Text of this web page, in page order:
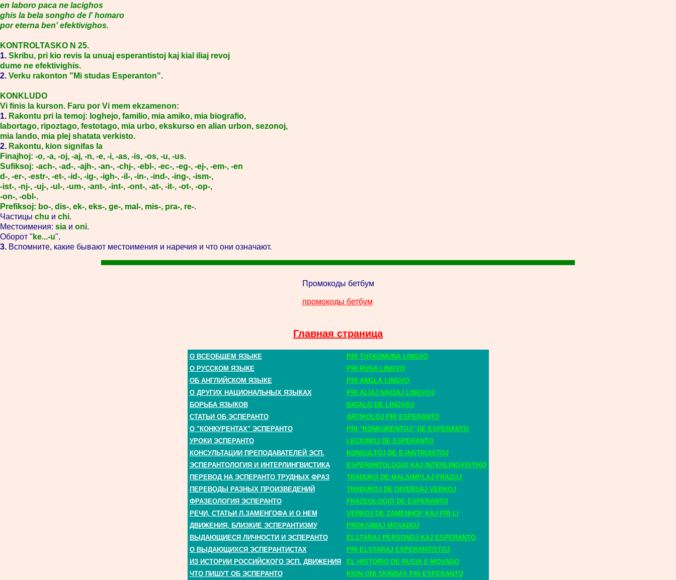
en laboro paca ne lacighos
ghis la bela songho de l' homaro
por eterna ben' efektivighos.
KONTROLTASKO N 25.
1. Skribu, pri kio revis la unuaj esperantistoj kaj kial iliaj revoj
dume ne efektivighis.
2. Verku rakonton "Mi studas Esperanton".
KONKLUDO
Vi finis la kurson. Faru por Vi mem ekzamenon:
1. Rakontu pri la temoj: loghejo, familio, mia amiko, mia biografio,
labortago, ripoztago, festotago, mia urbo, ekskurso en alian urbon, sezonoj,
mia lando, mia plej shatata verkisto.
2. Rakontu, kion signifas la
Finajhoj: -o, -a, -oj, -aj, -n, -e, -i, -as, -is, -os, -u, -us.
Sufiksoj: -ach-, -ad-, -ajh-, -an-, -chj-, -ebl-, -ec-, -eg-, -ej-, -em-, -en
d-, -er-, -estr-, -et-, -id-, -ig-, -igh-, -il-, -in-, -ind-, -ing-, -ism-,
-ist-, -nj-, -uj-, -ul-, -um-, -ant-, -int-, -ont-, -at-, -it-, -ot-, -op-,
-on-, -obl-.
Prefiksoj: bo-, dis-, ek-, eks-, ge-, mal-, mis-, pra-, re-.
Частицы chu и chi.
Местоимения: sia и oni.
Оборот " ke...-u".
3. Вспомните, какие бывают местоимения и наречия и что они означают.
Промокоды бетбум
промокоды бетбум
Главная страница
О ВСЕОБЩЕМ ЯЗЫКЕ
PRI TUTKOMUNA LINGVO
О РУССКОМ ЯЗЫКЕ
PRI RUSA LINGVO
ОБ АНГЛИЙСКОМ ЯЗЫКЕ
PRI ANGLA LINGVO
О ДРУГИХ НАЦИОНАЛЬНЫХ ЯЗЫКАХ
PRI ALIAJ NACIAJ LINGVOJ
БОРЬБА ЯЗЫКОВ
BATALO DE LINGVOJ
СТАТЬИ ОБ ЭСПЕРАНТО
ARTIKOLOJ PRI ESPERANTO
О "КОНКУРЕНТАХ" ЭСПЕРАНТО
PRI "KONKURENTOJ" DE ESPERANTO
УРОКИ ЭСПЕРАНТО
LECIONOJ DE ESPERANTO
КОНСУЛЬТАЦИИ ПРЕПОДАВАТЕЛЕЙ ЭСП.
KONSULTOJ DE E-INSTRUISTOJ
ЭСПЕРАНТОЛОГИЯ И ИНТЕРЛИНГВИСТИКА
ESPERANTOLOGIO KAJ INTERLINGVISTIKO
ПЕРЕВОД НА ЭСПЕРАНТО ТРУДНЫХ ФРАЗ
TRADUKO DE MALSIMPLAJ FRAZOJ
ПЕРЕВОДЫ РАЗНЫХ ПРОИЗВЕДЕНИЙ
TRADUKOJ DE DIVERSAJ VERKOJ
ФРАЗЕОЛОГИЯ ЭСПЕРАНТО
FRAZEOLOGIO DE ESPERANTO
РЕЧИ, СТАТЬИ Л.ЗАМЕНГОФА И О НЕМ
VERKOJ DE ZAMENHOF KAJ PRI LI
ДВИЖЕНИЯ, БЛИЗКИЕ ЭСПЕРАНТИЗМУ
PROKSIMAJ MOVADOJ
ВЫДАЮЩИЕСЯ ЛИЧНОСТИ И ЭСПЕРАНТО
ELSTARAJ PERSONOJ KAJ ESPERANTO
О ВЫДАЮЩИХСЯ ЭСПЕРАНТИСТАХ
PRI ELSTARAJ ESPERANTISTOJ
ИЗ ИСТОРИИ РОССИЙСКОГО ЭСП. ДВИЖЕНИЯ
EL HISTORIO DE RUSIA E-MOVADO
ЧТО ПИШУТ ОБ ЭСПЕРАНТО
KION ONI SKRIBAS PRI ESPERANTO